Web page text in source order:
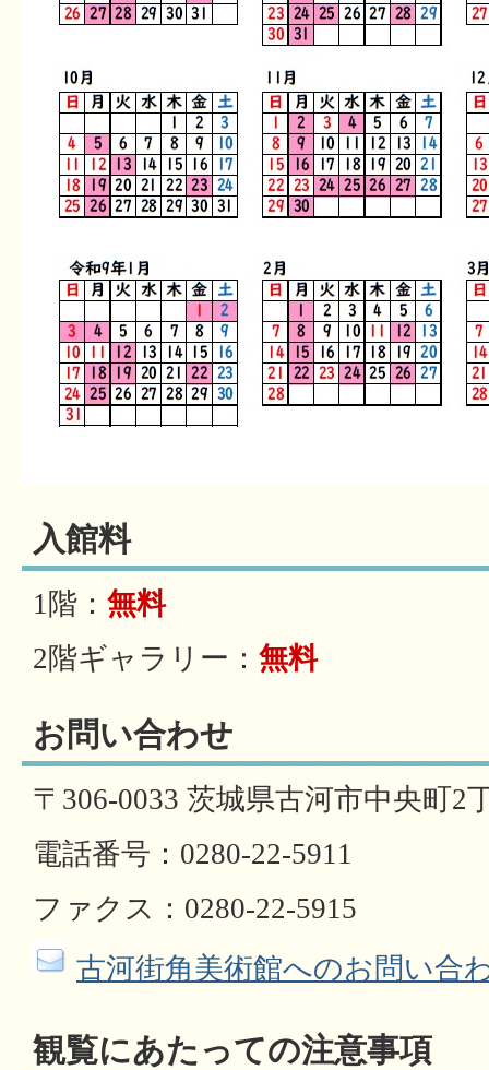
入館料
1階： 無料
2階ギャラリー： 無料
お問い合わせ
〒306-0033 茨城県古河市中央町2
電話番号：0280-22-5911
ファクス：0280-22-5915
古河街角美術館へのお問い合
観覧にあたっての注意事項